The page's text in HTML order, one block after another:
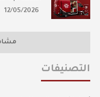
12/05/2026
التصنيفات